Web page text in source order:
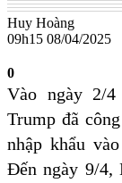
Huy Hoàng
09h15 08/04/2025
0
Vào ngày 2/
Trump đã
nhập khẩu
Đến ngày 9/4,